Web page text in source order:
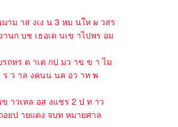
าม าส งเง น 3 หม นให ผ วสร
นก บช เธอเด นเข าไปพร อม
ถหร ด าเด กป มว าข ข า ไม
ร ว าล งคนน นค อว าท พ
าวเหล อส งแชร 2 ป ท าว
ยป ายแดง จบท หมายศาล